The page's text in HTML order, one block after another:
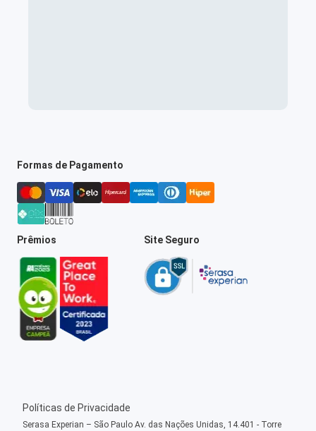
Formas de Pagamento
Prêmios Site Seguro
Políticas de Privacidade
Serasa Experian – São Paulo Av. das Nações Unidas, 14.401 - Torre